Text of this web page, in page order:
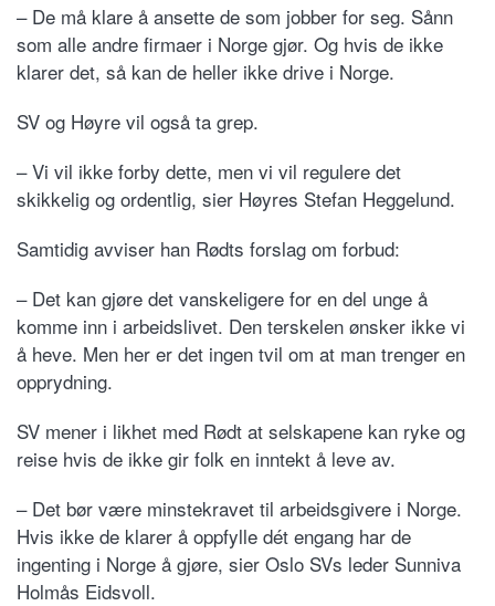
– De må klare å ansette de som jobber for seg. Sånn
som alle andre firmaer i Norge gjør. Og hvis de ikke
klarer det, så kan de heller ikke drive i Norge.
SV og Høyre vil også ta grep.
– Vi vil ikke forby dette, men vi vil regulere det
skikkelig og ordentlig, sier Høyres Stefan Heggelund.
Samtidig avviser han Rødts forslag om forbud:
– Det kan gjøre det vanskeligere for en del unge å
komme inn i arbeidslivet. Den terskelen ønsker ikke vi
å heve. Men her er det ingen tvil om at man trenger en
opprydning.
SV mener i likhet med Rødt at selskapene kan ryke og
reise hvis de ikke gir folk en inntekt å leve av.
– Det bør være minstekravet til arbeidsgivere i Norge.
Hvis ikke de klarer å oppfylle dét engang har de
ingenting i Norge å gjøre, sier Oslo SVs leder Sunniva
Holmås Eidsvoll.